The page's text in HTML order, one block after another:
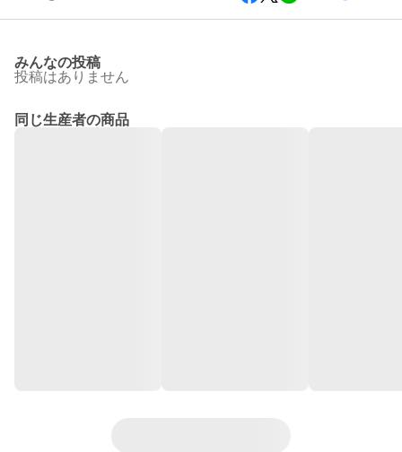
みんなの投稿
投稿はありません
同じ生産者の商品